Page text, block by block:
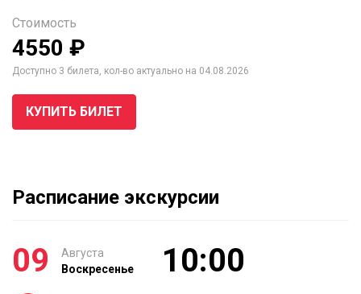
Стоимость
4550 ₽
Доступно 3 билета, кол-во актуально на 04.08.2026
КУПИТЬ БИЛЕТ
Расписание экскурсии
09
Августа
Воскресенье
10:00